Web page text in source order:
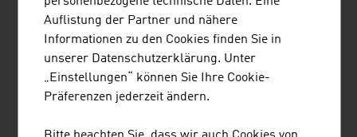
STARLINGER & CO GESELLSCHAFT M.B.H.
Auflistung der Partner und nähere
Informationen zu den Cookies finden Sie in
unserer Datenschutzerklärung. Unter
„Einstellungen“ können Sie Ihre Cookie-
Präferenzen jederzeit ändern.